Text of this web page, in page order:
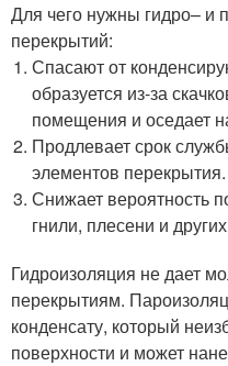
Для чего нужны гидро– и
перекрытий:
Спасают от
образуется из-за
помещения и оседает
Продлевает срок
элементов перекрытия.
Снижает вероятность
гнили, плесени и
Гидроизоляция не дает
перекрытиям.
конденсату, который
поверхности и может